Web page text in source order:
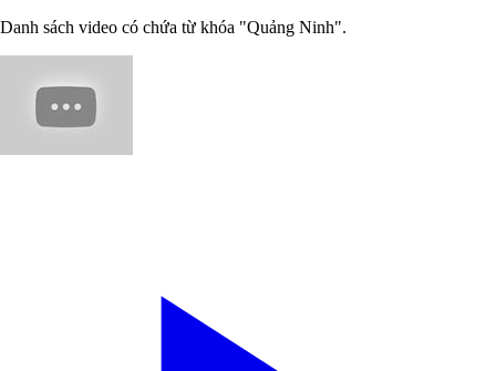
Danh sách video có chứa từ khóa "Quảng Ninh".